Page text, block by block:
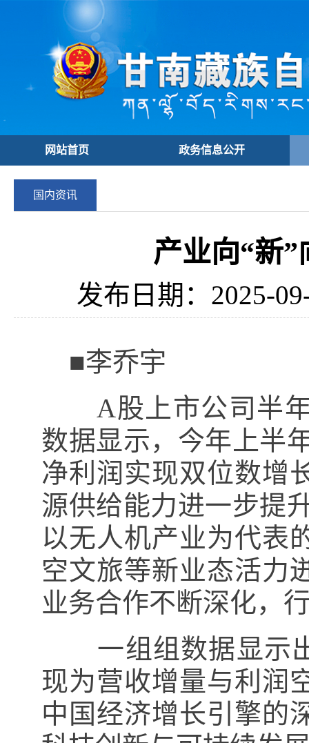
网站首页 政务信息公开
国内资讯
产业向“新
发布日期：2025-
■李乔宇
A股上市公司半年
数据显示，今年上半
净利润实现双位数增
源供给能力进一步提
以无人机产业为代表
空文旅等新业态活力
业务合作不断深化，
一组组数据显示出
现为营收增量与利润
中国经济增长引擎的